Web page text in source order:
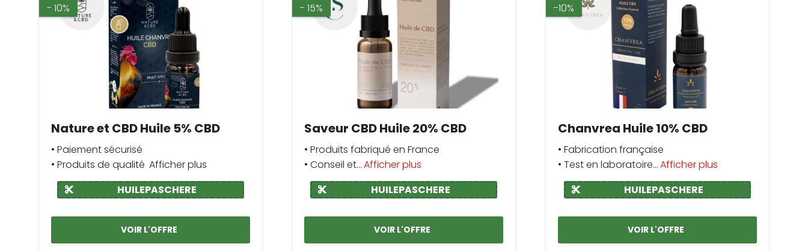
- 10%
Nature et CBD Huile 5% CBD
• Paiement sécurisé
• Produits de qualité Afficher plus
HUILEPASCHERE
VOIR L'OFFRE
- 15%
Saveur CBD Huile 20% CBD
• Produits fabriqué en France
• Conseil et...Afficher plus
HUILEPASCHERE
VOIR L'OFFRE
-10%
Chanvrea Huile 10% CBD
• Fabrication française
• Test en laboratoire...Afficher plus
HUILEPASCHERE
VOIR L'OFFRE